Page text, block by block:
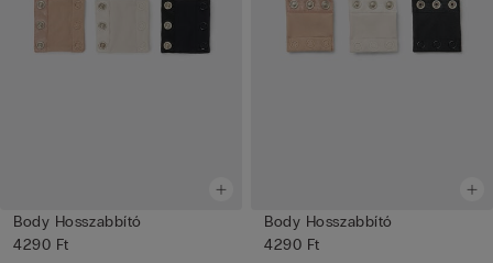
Body Hosszabbító
4290 Ft
Body Hosszabbító
4290 Ft